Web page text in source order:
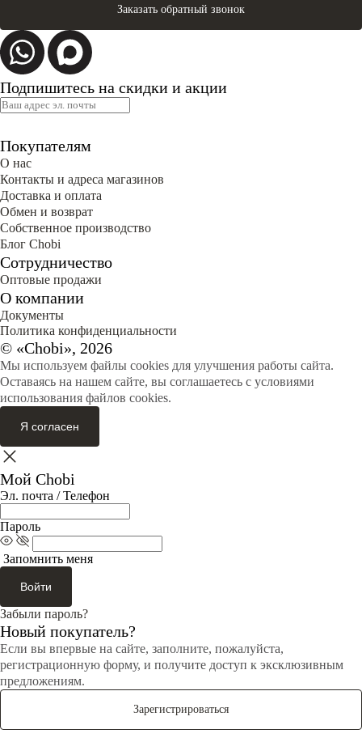
Заказать обратный звонок
Подпишитесь на скидки и акции
Покупателям
О нас
Контакты и адреса магазинов
Доставка и оплата
Обмен и возврат
Собственное производство
Блог Сhobi
Сотрудничество
Оптовые продажи
О компании
Документы
Политика конфиденциальности
© «Chobi», 2026
Мы используем файлы cookies для улучшения работы сайта.
Оставаясь на нашем сайте, вы соглашаетесь с условиями
использования файлов cookies.
Я согласен
Мой Chobi
Эл. почта / Телефон
Пароль
Запомнить меня
Войти
Забыли пароль?
Новый покупатель?
Если вы впервые на сайте, заполните, пожалуйста,
регистрационную форму, и получите доступ к эксклюзивным
предложениям.
Зарегистрироваться